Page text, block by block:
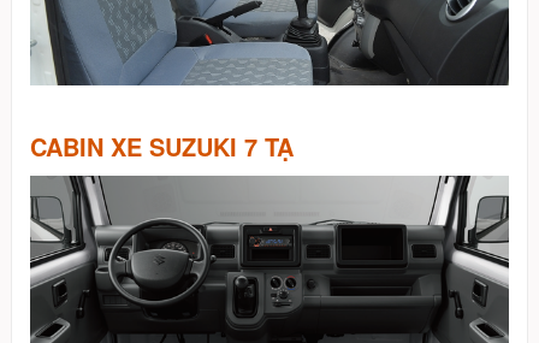
CABIN XE SUZUKI 7 TẠ